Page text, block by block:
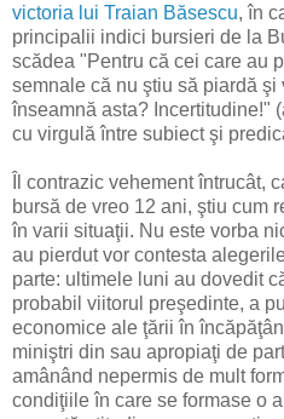
victoria lui Traian Băsescu, în
principalii indici bursieri de la
scădea "Pentru că cei care au
semnale că nu ştiu să piardă
înseamnă asta? Incertitudine!"
cu virgulă între subiect şi
Îl contrazic vehement întrucât,
bursă de vreo 12 ani, ştiu cum
în varii situaţii. Nu este vorba
au pierdut vor contesta
parte: ultimele luni au dovedit
probabil viitorul preşedinte, a
economice ale ţării în
miniştri din sau apropiaţi de
amânând nepermis de mult
condiţiile în care se formase o